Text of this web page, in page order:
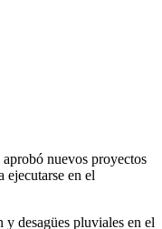
nuevos proyectos
ejecutarse en el
y desagües pluviales en el